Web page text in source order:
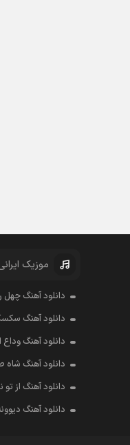
موزیک
دانلود آهنگ
دانلود آهنگ
دانلود آهنگ
دانلود آهنگ شاه
دانلود آهنگ از
دانلود آهنگ